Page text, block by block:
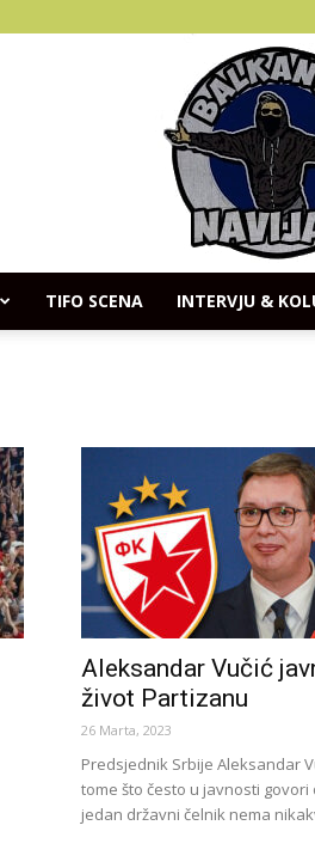
TIFO SCENA INTERVJU &
Aleksandar Vučić
život Partizanu
26 Marta, 2023
Predsjednik Srbije Aleksandar
tome što često u javnosti govori
jedan državni čelnik nema